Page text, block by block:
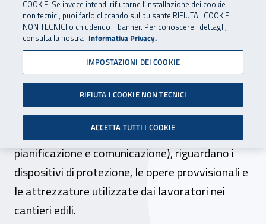
Trabattelli – Quaderni per
immagini edizione 2023
I nove opuscoli che compongono la collana
'Quaderni per immagini', realizzati dalla sinergia
di due strutture Inail (Dipartimento per le
Innovazioni Tecnologiche e la Direzione centrale
pianificazione e comunicazione), riguardano i
dispositivi di protezione, le opere provvisionali e
le attrezzature utilizzate dai lavoratori nei
cantieri edili.
COOKIE. Se invece intendi rifiutarne l’installazione dei cookie
non tecnici, puoi farlo cliccando sul pulsante RIFIUTA I COOKIE
NON TECNICI o chiudendo il banner. Per conoscere i dettagli,
consulta la nostra Informativa Privacy.
IMPOSTAZIONI DEI COOKIE
RIFIUTA I COOKIE NON TECNICI
ACCETTA TUTTI I COOKIE